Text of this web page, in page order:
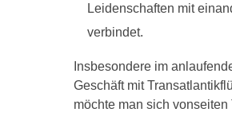
Leidenschaften mit
verbindet.
Insbesondere im
Geschäft mit
möchte man sich vonseiten